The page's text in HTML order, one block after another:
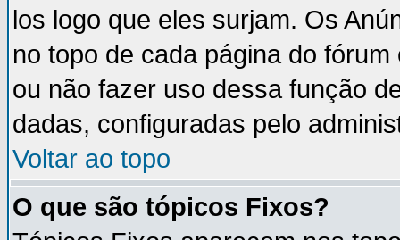
los logo que eles surjam. Os
no topo de cada página do
ou não fazer uso dessa função
dadas, configuradas pelo
Voltar ao topo
O que são tópicos Fixos?